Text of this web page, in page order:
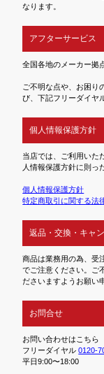
なります。
アフターサービス
全国各地のメーカー拠
ご不明な点や、お困り
び、下記フリーダイヤ
個人情報保護方針
当店では、ご利用いた
人情報保護方針に則っ
個人情報保護方針
特定商取引に関する法
返品・交換・キャ
商品は業務用の為、受
でご注意ください。ご
ださいますようお願い
お問合せ
お問い合わせはこちら
フリーダイヤル0120-
平日9:00〜18:00